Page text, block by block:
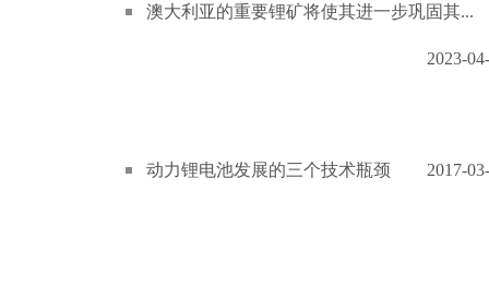
澳大利亚的重要锂矿将使其进一步巩固其...
2023-
动力锂电池发展的三个技术瓶颈 2017-